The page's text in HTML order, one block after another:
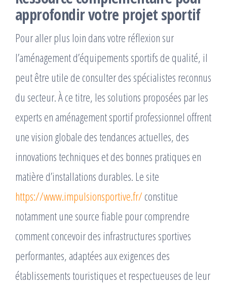
approfondir votre projet sportif
Pour aller plus loin dans votre réflexion sur
l’aménagement d’équipements sportifs de qualité, il
peut être utile de consulter des spécialistes reconnus
du secteur. À ce titre, les solutions proposées par les
experts en aménagement sportif professionnel offrent
une vision globale des tendances actuelles, des
innovations techniques et des bonnes pratiques en
matière d’installations durables. Le site
https://www.impulsionsportive.fr/ constitue
notamment une source fiable pour comprendre
comment concevoir des infrastructures sportives
performantes, adaptées aux exigences des
établissements touristiques et respectueuses de leur